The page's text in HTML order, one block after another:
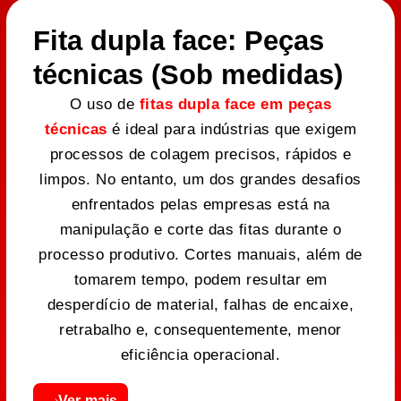
Fita dupla face: Peças
técnicas (Sob medidas)
O uso de fitas dupla face em peças
técnicas é ideal para indústrias que exigem
processos de colagem precisos, rápidos e
limpos. No entanto, um dos grandes desafios
enfrentados pelas empresas está na
manipulação e corte das fitas durante o
processo produtivo. Cortes manuais, além de
tomarem tempo, podem resultar em
desperdício de material, falhas de encaixe,
retrabalho e, consequentemente, menor
eficiência operacional.